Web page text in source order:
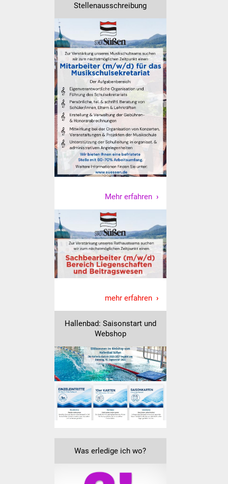
Kulturhalle
Vereine und Parteien
Selbsteintrag Vereine
Beirat Süßener Vereine
Sportanlagen
Tourismus
Erlebnisregion
Schwäbischer Albtrauf
Route der
Industriekultur
Lebenslagen
Senioren
Pflegeheim
Familien
Familientreff
Schülerferienprogramm
Migration und Integration
Stellenausschreibung
Mehr erfahren
mehr erfahren
Hallenbad: Saisonstart und
Webshop
Was erledige ich wo?